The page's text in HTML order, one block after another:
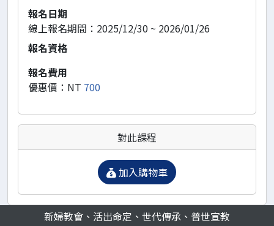
報名日期
線上報名期間：2025/12/30 ~ 2026/01/26
報名資格
報名費用
優惠價：NT 700
對此課程
加入購物車
新婦教會、活出命定、世代傳承、普世宣教